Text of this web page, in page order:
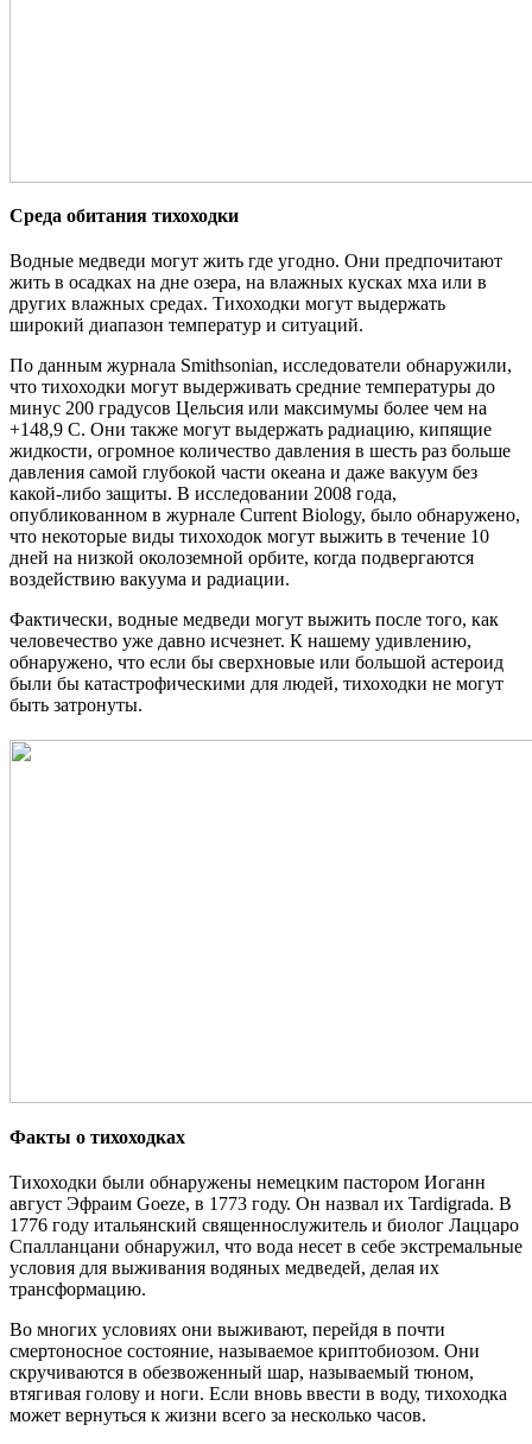
Среда обитания тихоходки
Водные медведи могут жить где угодно. Они предпочитают
жить в осадках на дне озера, на влажных кусках мха или в
других влажных средах. Тихоходки могут выдержать
широкий диапазон температур и ситуаций.
По данным журнала Smithsonian, исследователи обнаружили,
что тихоходки могут выдерживать средние температуры до
минус 200 градусов Цельсия или максимумы более чем на
+148,9 C. Они также могут выдержать радиацию, кипящие
жидкости, огромное количество давления в шесть раз больше
давления самой глубокой части океана и даже вакуум без
какой-либо защиты. В исследовании 2008 года,
опубликованном в журнале Current Biology, было обнаружено,
что некоторые виды тихоходок могут выжить в течение 10
дней на низкой околоземной орбите, когда подвергаются
воздействию вакуума и радиации.
Фактически, водные медведи могут выжить после того, как
человечество уже давно исчезнет. К нашему удивлению,
обнаружено, что если бы сверхновые или большой астероид
были бы катастрофическими для людей, тихоходки не могут
быть затронуты.
Факты о тихоходках
Тихоходки были обнаружены немецким пастором Иоганн
август Эфраим Goeze, в 1773 году. Он назвал их Tardigrada. В
1776 году итальянский священнослужитель и биолог Лаццаро
​​Спалланцани обнаружил, что вода несет в себе экстремальные
условия для выживания водяных медведей, делая их
трансформацию.
Во многих условиях они выживают, перейдя в почти
смертоносное состояние, называемое криптобиозом. Они
скручиваются в обезвоженный шар, называемый тюном,
втягивая голову и ноги. Если вновь ввести в воду, тихоходка
может вернуться к жизни всего за несколько часов.